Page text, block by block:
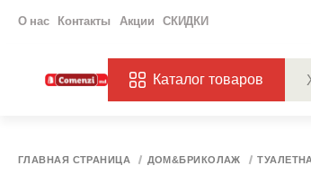
О нас Контакты Акции СКИДКИ
Каталог товаров
ГЛАВНАЯ СТРАНИЦА ДОМ&БРИКОЛАЖ